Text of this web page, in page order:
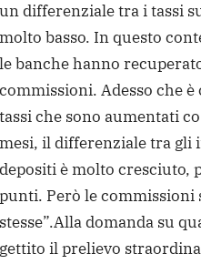
un differenziale tra i tassi
molto basso. In questo
le banche hanno
commissioni. Adesso che
tassi che sono aumentati
mesi, il differenziale tra gli
depositi è molto cresciuto,
punti. Però le commissioni
stesse”.Alla domanda su
gettito il prelievo